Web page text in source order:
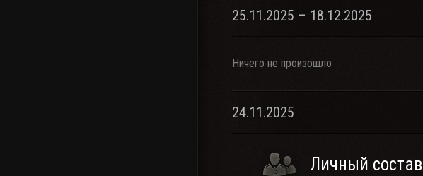
25.11.2025 – 18.12.2025
Ничего не произошло
24.11.2025
Личный состав